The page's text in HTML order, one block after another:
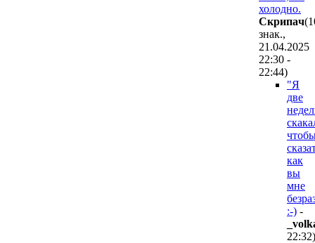
холодно.
Cкpипaч
знак.,
21.04.2025
22:30 -
22:44)
"Я
две
как
вы
мне
:-) -
22:32)